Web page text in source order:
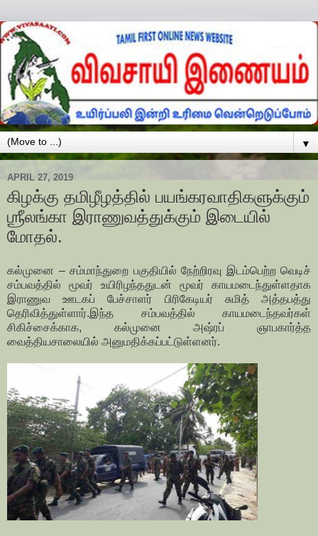
▼
APRIL 27, 2019
கிழக்கு தமிழீழத்தில் பயங்கரவாதிகளுக்கும்
ஶ்ரீலங்கா இராணுவத்துக்கும் இடையில்
மோதல்.
கல்முனை – சம்மாந்துறை பகுதியில் நேற்றிரவு இடம்பெற்ற வெடிச்
சம்பவத்தில் மூவர் உயிரிழந்ததுடன் மூவர் காயமடைந்துள்ளதாக
இராணுவ ஊடகப் பேச்சாளர் பிரிகேடியர் சுமித் அத்தபத்து
தெரிவித்துள்ளார்.இந்த சம்பவத்தில் காயமடைந்தவர்கள்
சிகிச்சைக்காக, கல்முனை அஷ்ரப் ஞாபகார்த்த
வைத்தியசாலையில் அனுமதிக்கப்பட்டுள்ளனர்.